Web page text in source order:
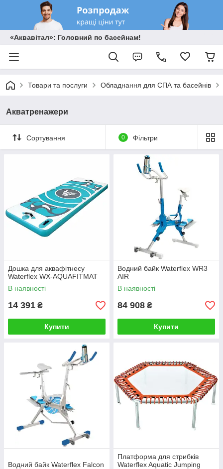
«Аквавітал»: Головний по басейнам!
Товари та послуги Обладнання для СПА та басейнів
Акватренажери
Сортування 0 Фільтри
Дошка для аквафітнесу
Waterflex WX-AQUAFITMAT
В наявності
14 391 ₴
Купити
Водний байк Waterflex WR3
AIR
В наявності
84 908 ₴
Купити
Водний байк Waterflex Falcon
Платформа для стрибків
Waterflex Aquatic Jumping